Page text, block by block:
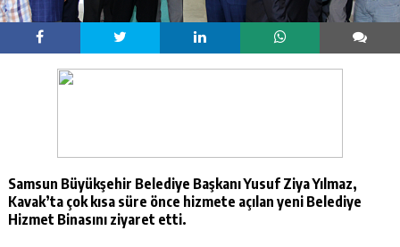
Samsun Büyükşehir Belediye Başkanı Yusuf Ziya Yılmaz,
Kavak’ta çok kısa süre önce hizmete açılan yeni Belediye
Hizmet Binasını ziyaret etti.